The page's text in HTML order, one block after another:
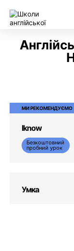
МИ РЕКОМЕНДУЄМО
Iknow
Безкоштовний
пробний урок
Умка